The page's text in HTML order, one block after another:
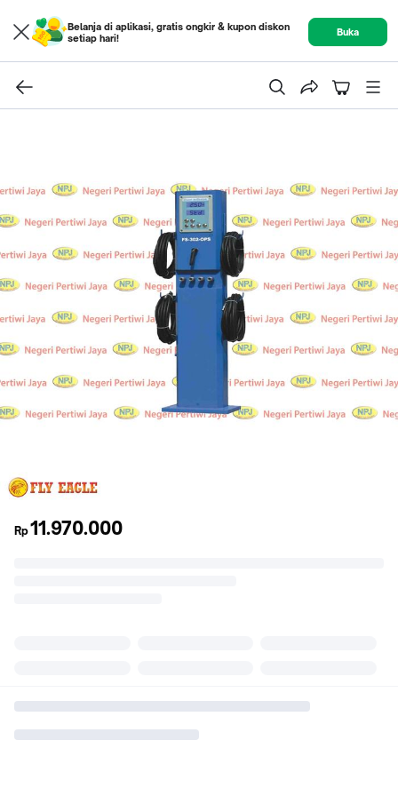
Belanja di aplikasi, gratis ongkir & kupon diskon
setiap hari!
Buka
Rp11.970.000